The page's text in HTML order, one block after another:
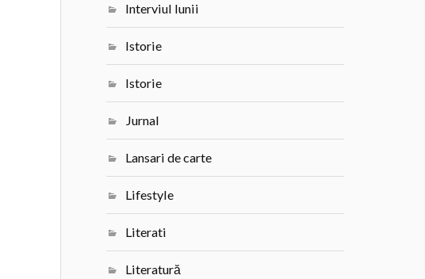
Interviul lunii
Istorie
Istorie
Jurnal
Lansari de carte
Lifestyle
Literati
Literatură